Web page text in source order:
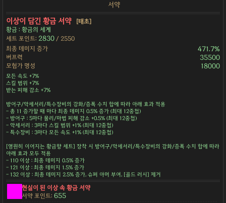
서약
이상이 담긴 황금 서약
[태초]
황금 : 황금의 세계
세트 포인트: 2830 / 2550
최종 데미지 증가
471.7%
버프력 35500
모험가 명성 18000
모든 속도 +7%
스킬 범위 +7%
받는 피해 감소 +7%
방어구/악세서리/특수장비의 강화/증폭 수치 합에 따라 아래 효과 적용
- 총 11 증가할 때 마다 최종 데미지 0.5% 증가 (최대 12중첩)
- 방어구 : 5마다 물리/마법 피해 감소 +0.5% (최대 12중첩)
- 악세서리 : 3마다 스킬 범위 +1% (최대 12중첩)
- 특수장비 : 3마다 모든 속도 +1% (최대 12중첩)
[영원히 이어지는 황금향 세트] 장착 시 방어구/악세서리/특수장비의 강화/증폭 수치 합에 따라
아래 효과 모두 적용
- 110 이상 : 최종 데미지 0.5% 증가
- 121 이상 : 최종 데미지 1.5% 증가
- 132 이상 : 최종 데미지 2.5% 증가, 슈퍼 아머 부여, [골드 러시] 제거
현실이 된 이상 속 황금 서약
서약 포인트:655